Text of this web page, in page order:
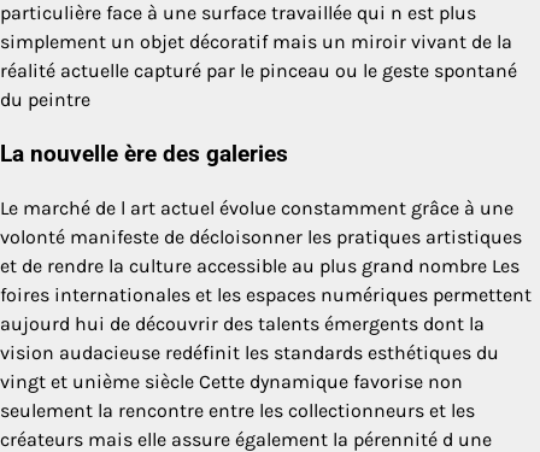
particulière face à une surface travaillée qui n est plus
simplement un objet décoratif mais un miroir vivant de la
réalité actuelle capturé par le pinceau ou le geste spontané
du peintre
La nouvelle ère des galeries
Le marché de l art actuel évolue constamment grâce à une
volonté manifeste de décloisonner les pratiques artistiques
et de rendre la culture accessible au plus grand nombre Les
foires internationales et les espaces numériques permettent
aujourd hui de découvrir des talents émergents dont la
vision audacieuse redéfinit les standards esthétiques du
vingt et unième siècle Cette dynamique favorise non
seulement la rencontre entre les collectionneurs et les
créateurs mais elle assure également la pérennité d une